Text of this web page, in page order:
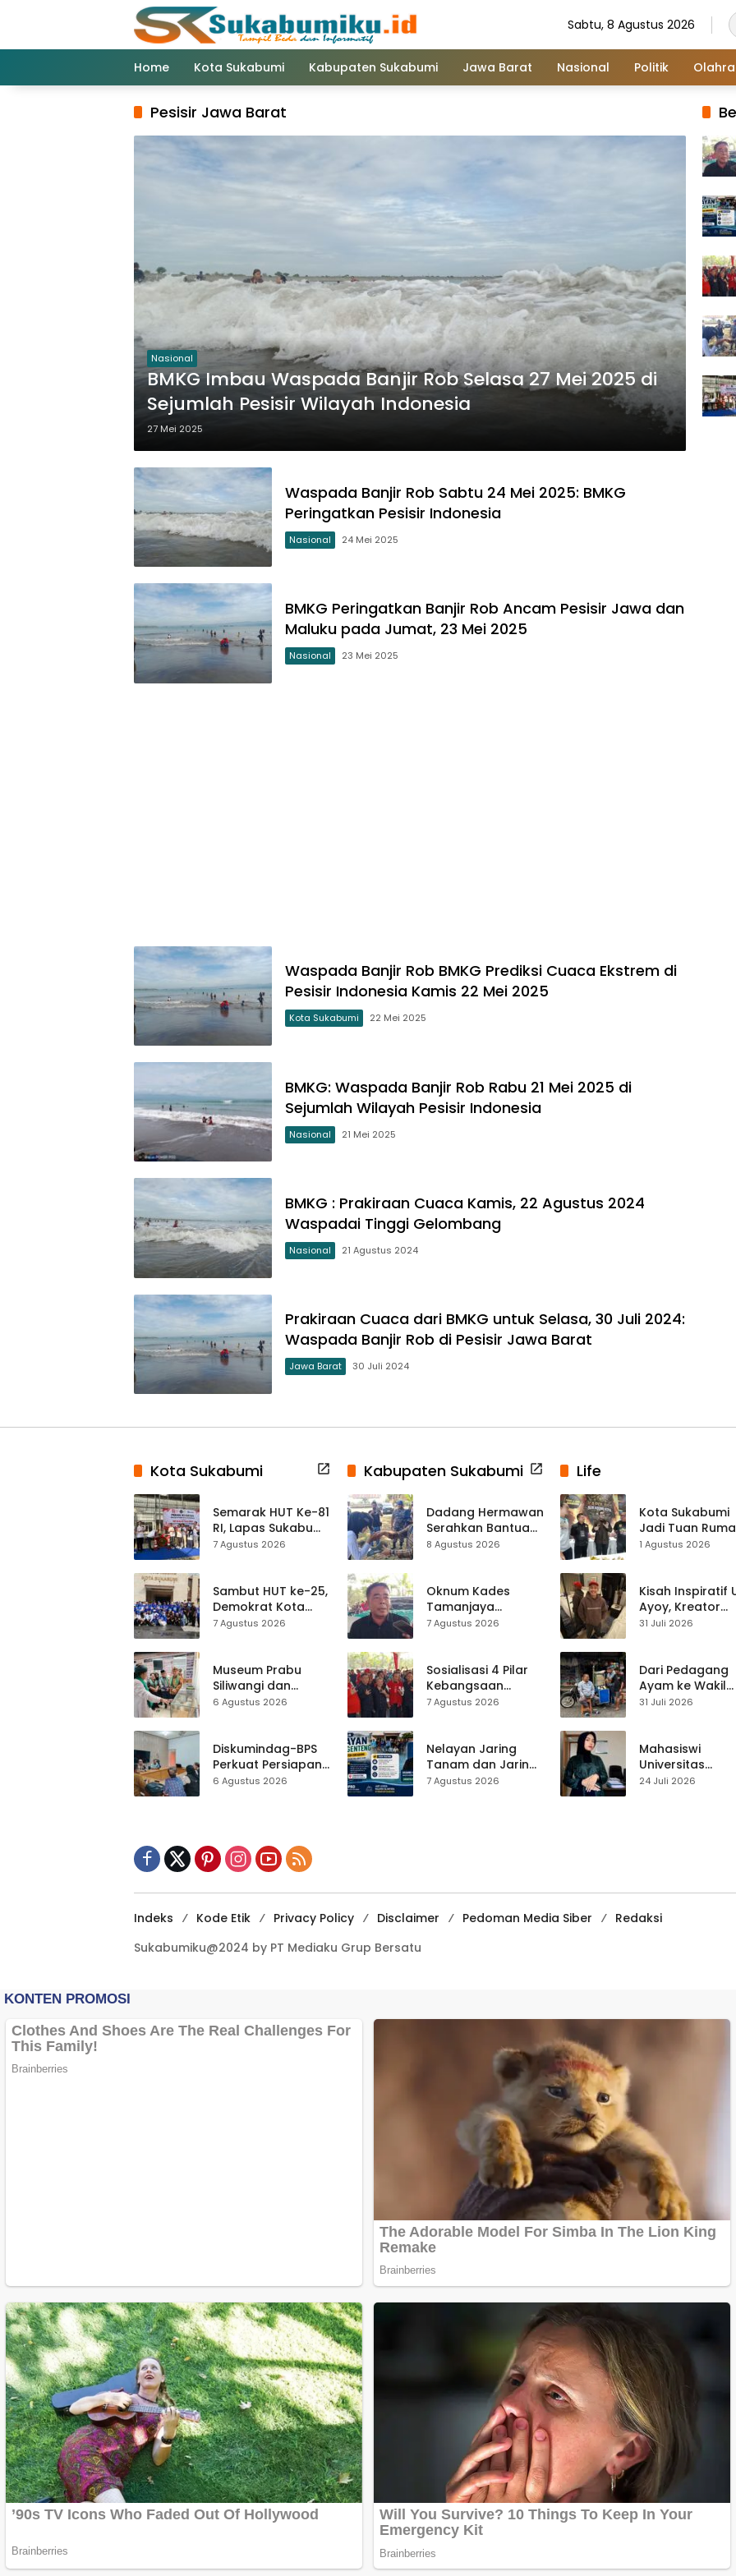
Sabtu, 8 Agustus 2026
Home Kota Sukabumi Kabupaten Sukabumi Jawa Barat Nasional Politik
Pesisir Jawa Barat
Nasional
BMKG Imbau Waspada Banjir Rob Selasa 27 Mei 2025 di
Sejumlah Pesisir Wilayah Indonesia
27 Mei 2025
Waspada Banjir Rob Sabtu 24 Mei 2025: BMKG
Peringatkan Pesisir Indonesia
Nasional 24 Mei 2025
BMKG Peringatkan Banjir Rob Ancam Pesisir Jawa dan
Maluku pada Jumat, 23 Mei 2025
Nasional 23 Mei 2025
Waspada Banjir Rob BMKG Prediksi Cuaca Ekstrem di
Pesisir Indonesia Kamis 22 Mei 2025
Kota Sukabumi 22 Mei 2025
BMKG: Waspada Banjir Rob Rabu 21 Mei 2025 di
Sejumlah Wilayah Pesisir Indonesia
Nasional 21 Mei 2025
BMKG : Prakiraan Cuaca Kamis, 22 Agustus 2024
Waspadai Tinggi Gelombang
Nasional 21 Agustus 2024
Prakiraan Cuaca dari BMKG untuk Selasa, 30 Juli 2024:
Waspada Banjir Rob di Pesisir Jawa Barat
Jawa Barat 30 Juli 2024
Kota Sukabumi
Semarak HUT Ke-81
RI, Lapas Sukabumi
Resmi Gelar Pekan
7 Agustus 2026
Sambut HUT ke-25,
Demokrat Kota
Sukabumi
ASRI Lewat Aksi
Bersih Masjid
Agung
7 Agustus 2026
Museum Prabu
Siliwangi dan
Museum Keramik
Hampir 500 Koleksi
Dipisahkan
6 Agustus 2026
Diskumindag-BPS
Perkuat Persiapan
Sensus Ekonomi,
6 Agustus 2026
Kabupaten Sukabumi
Dadang Hermawan
Serahkan Bantuan
Seragam
Ciracap
8 Agustus 2026
Oknum Kades
Tamanjaya
Terjerat Kasus
Seleksi Calon
Kades Diperketat
7 Agustus 2026
Sosialisasi 4 Pilar
Kebangsaan
Digelar di
Tekankan
Pentingnya
Persatuan
7 Agustus 2026
Nelayan Jaring
Tanam dan Jaring
Obor
7 Agustus 2026
Life
Kota Sukabumi
Jadi Tuan
Kontes Batu Akik
1 Agustus 2026
Kisah Inspiratif
Ayoy, Kreator
TikTok Asal
Live Streaming
31 Juli 2026
Dari Pedagang
Ayam ke Wakil
Ketua DPRD, H.
Pasar Cisaat
31 Juli 2026
Mahasiswi
Universitas
Muhammadiyah
24 Juli 2026
Indeks Kode Etik Privacy Policy Disclaimer Pedoman Media Siber
Redaksi
Sukabumiku@2024 by PT Mediaku Grup Bersatu